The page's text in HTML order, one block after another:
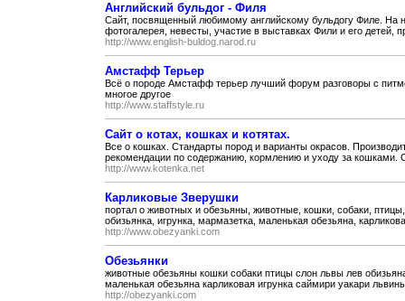
Английский бульдог - Филя
Сайт, посвященный любимому английскому бульдогу Филе. На
фотогалерея, невесты, участие в выставках Фили и его детей,
http://www.english-buldog.narod.ru
Амстафф Терьер
Всё о породе Амстафф терьер лучший форум разговоры с
многое другое
http://www.staffstyle.ru
Сайт о котах, кошках и котятах.
Все о кошках. Стандарты пород и варианты окрасов.
рекомендации по содержанию, кормлению и уходу за кошками.
http://www.kotenka.net
Карликовые Зверушки
портал о животных и обезьяны, животные, кошки, собаки,
обизьянка, игрунка, мармазетка, маленькая обезьяна,
http://www.obezyanki.com
Обезьянки
животные обезьяны кошки собаки птицы слон львы лев
маленькая обезьяна карликовая игрунка саймири уакари
http://obezyanki.com